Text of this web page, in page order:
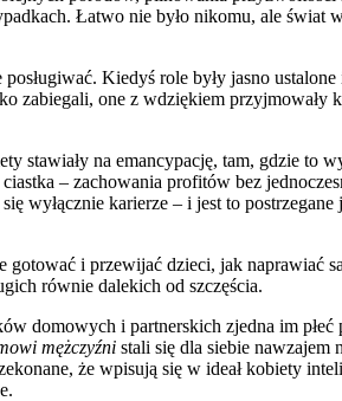
Łatwo nie było nikomu, ale świat
Kiedyś role były jasno
zabiegali, one z wdziękiem
stawiały na emancypację, tam, gdzie to
– zachowania profitów bez
wyłącznie karierze – i jest to
i przewijać dzieci, jak naprawiać
równie dalekich od szczęścia.
domowych i partnerskich zjedna im
mężczyźni stali się dla siebie nawzajem
że wpisują się w ideał kobiety